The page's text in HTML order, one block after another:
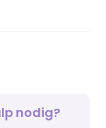
nodig?